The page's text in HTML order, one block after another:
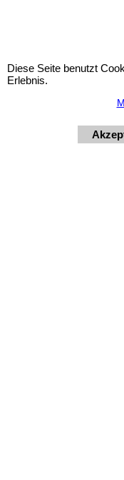
HORNdeko
Diese Seite benutzt
Erlebnis.